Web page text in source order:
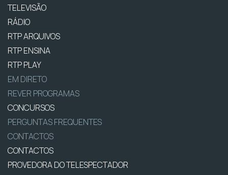
TELEVISÃO
RÁDIO
RTP ARQUIVOS
RTP ENSINA
RTP PLAY
EM DIRETO
REVER PROGRAMAS
CONCURSOS
PERGUNTAS FREQUENTES
CONTACTOS
CONTACTOS
PROVEDORA DO TELESPECTADOR